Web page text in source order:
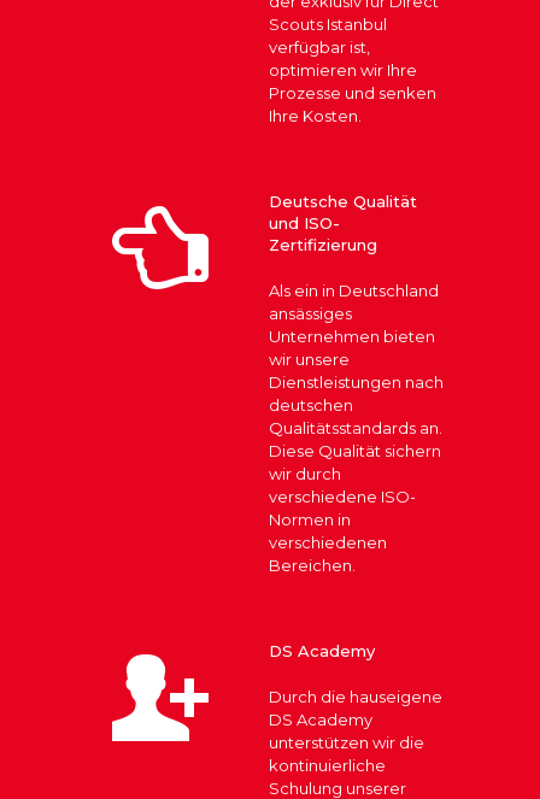
Scouts Istanbul
verfügbar ist,
optimieren wir Ihre
Prozesse und senken
Ihre Kosten.
Deutsche Qualität
und ISO-
Zertifizierung
Als ein in Deutschland
ansässiges
Unternehmen bieten
wir unsere
Dienstleistungen nach
deutschen
Qualitätsstandards an.
Diese Qualität sichern
wir durch
verschiedene ISO-
Normen in
verschiedenen
Bereichen.
DS Academy
Durch die hauseigene
DS Academy
unterstützen wir die
kontinuierliche
Schulung unserer